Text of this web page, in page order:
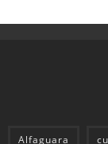
Alfaguara